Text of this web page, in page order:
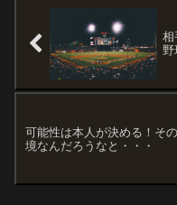
相
野
可能性は本人が決める！そ
境なんだろうなと・・・